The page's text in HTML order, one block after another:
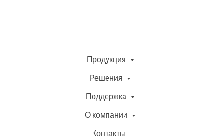
Продукция
Решения
Поддержка
О компании
Контакты